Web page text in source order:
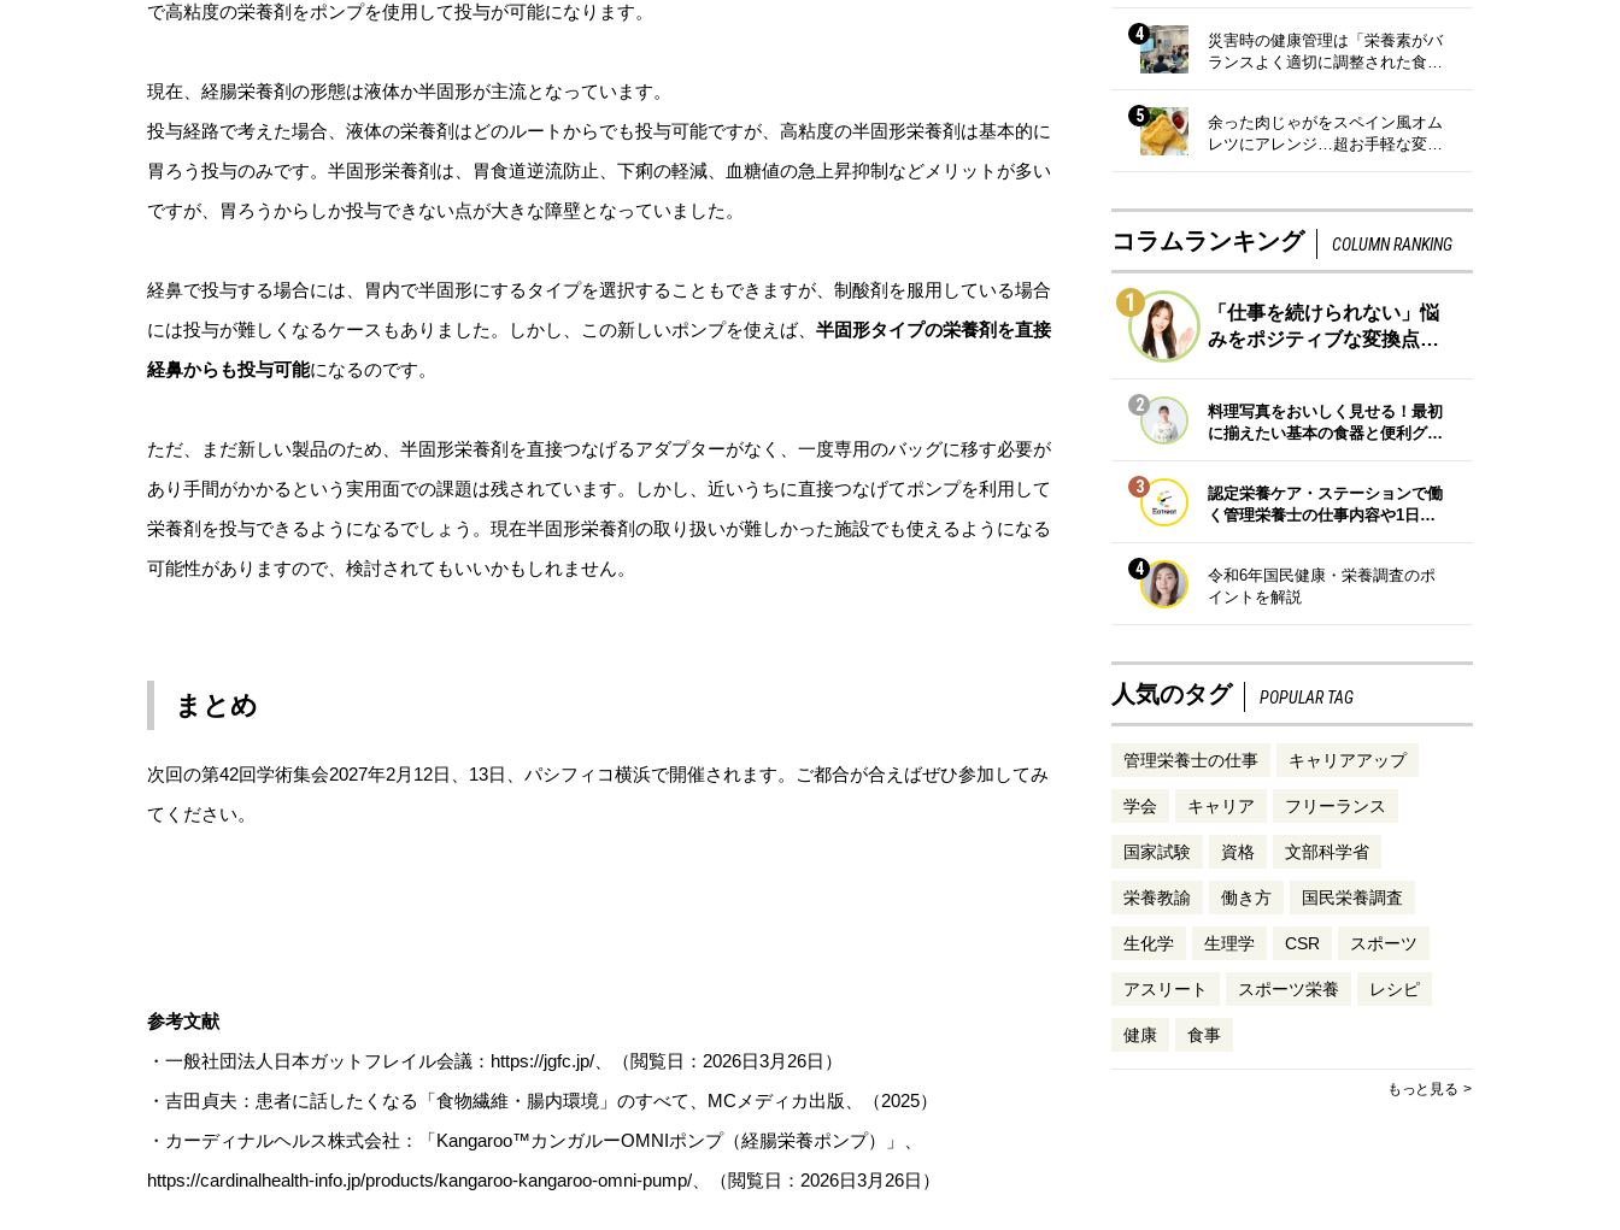
で高粘度の栄養剤をポンプを使用して投与が可能になります。
現在、経腸栄養剤の形態は液体か半固形が主流となっています。
投与経路で考えた場合、液体の栄養剤はどのルートからでも投与可能ですが、高粘度の半固形栄養剤は基本的に
胃ろう投与のみです。半固形栄養剤は、胃食道逆流防止、下痢の軽減、血糖値の急上昇抑制などメリットが多い
ですが、胃ろうからしか投与できない点が大きな障壁となっていました。
経鼻で投与する場合には、胃内で半固形にするタイプを選択することもできますが、制酸剤を服用している場合
には投与が難しくなるケースもありました。しかし、この新しいポンプを使えば、 半固形タイプの栄養剤を直接
経鼻からも投与可能になるのです。
ただ、まだ新しい製品のため、半固形栄養剤を直接つなげるアダプターがなく、一度専用のバッグに移す必要が
あり手間がかかるという実用面での課題は残されています。しかし、近いうちに直接つなげてポンプを利用して
栄養剤を投与できるようになるでしょう。現在半固形栄養剤の取り扱いが難しかった施設でも使えるようになる
可能性がありますので、検討されてもいいかもしれません。
まとめ
次回の第42回学術集会2027年2月12日、13日、パシフィコ横浜で開催されます。ご都合が合えばぜひ参加してみ
てください。
参考文献
・一般社団法人日本ガットフレイル会議：https://jgfc.jp/、（閲覧日：2026日3月26日）
・吉田貞夫：患者に話したくなる「食物繊維・腸内環境」のすべて、MCメディカ出版、（2025）
・カーディナルヘルス株式会社：「Kangaroo™︎カンガルーOMNIポンプ（経腸栄養ポンプ）」、
https://cardinalhealth-info.jp/products/kangaroo-kangaroo-omni-pump/、（閲覧日：2026日3月26日）
4
災害時の健康管理は「栄養素がバ
ランスよく適切に調整された食…
5
余った肉じゃがをスペイン風オム
レツにアレンジ…超お手軽な変…
コラムランキング COLUMN RANKING
1
「仕事を続けられない」悩
みをポジティブな変換点…
2
料理写真をおいしく見せる！最初
に揃えたい基本の食器と便利グ…
3
認定栄養ケア・ステーションで働
く管理栄養士の仕事内容や1日…
4
令和6年国民健康・栄養調査のポ
イントを解説
人気のタグ POPULAR TAG
管理栄養士の仕事 キャリアアップ
学会 キャリア フリーランス
国家試験 資格 文部科学省
栄養教諭 働き方 国民栄養調査
生化学 生理学 CSR スポーツ
アスリート スポーツ栄養 レシピ
健康 食事
もっと見る